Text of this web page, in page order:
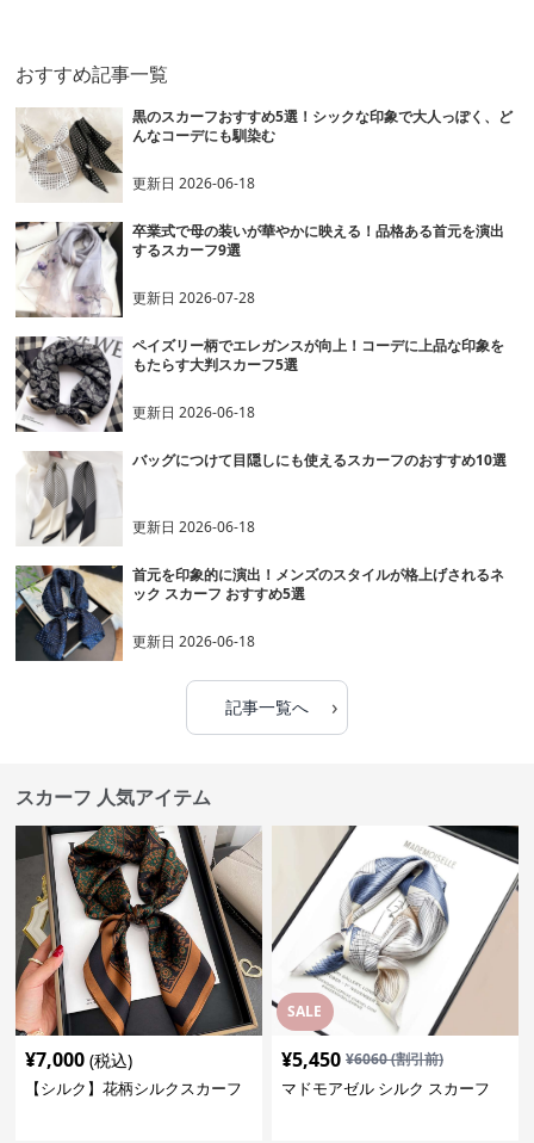
おすすめ記事一覧
黒のスカーフおすすめ5選！シックな印象で大人っぽく、ど
んなコーデにも馴染む
更新日2026-06-18
卒業式で母の装いが華やかに映える！品格ある首元を演出
するスカーフ9選
更新日2026-07-28
ペイズリー柄でエレガンスが向上！コーデに上品な印象を
もたらす大判スカーフ5選
更新日2026-06-18
バッグにつけて目隠しにも使えるスカーフのおすすめ10選
更新日2026-06-18
首元を印象的に演出！メンズのスタイルが格上げされるネ
ック スカーフ おすすめ5選
更新日2026-06-18
記事一覧へ ›
スカーフ 人気アイテム
¥7,000 (税込)
【シルク】花柄シルクスカーフ
SALE
¥5,450 ¥6060(割引前)
マドモアゼル シルク スカーフ